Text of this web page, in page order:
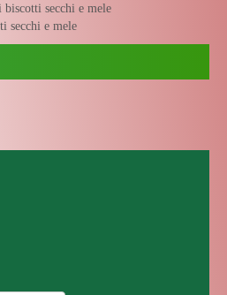
biscotti secchi e mele
secchi e mele